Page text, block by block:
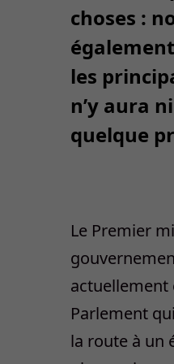
choses :
les
n’y aura
quelque
Le Premier
actuellement
Parlement
la route à un